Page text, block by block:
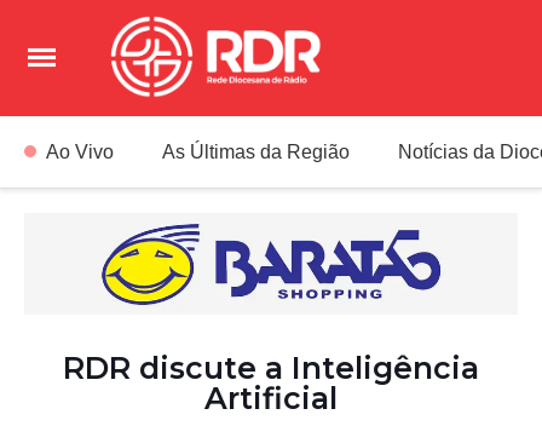
Ao Vivo As Últimas da Região Notícias da
RDR discute a Inteligência
Artificial